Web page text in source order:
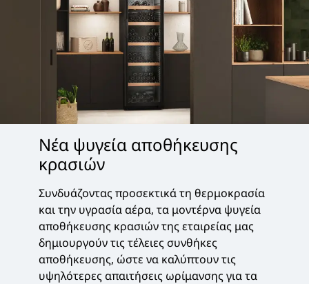
Νέα ψυγεία αποθήκευσης
κρασιών
Συνδυάζοντας προσεκτικά τη θερμοκρασία
και την υγρασία αέρα, τα μοντέρνα ψυγεία
αποθήκευσης κρασιών της εταιρείας μας
δημιουργούν τις τέλειες συνθήκες
αποθήκευσης, ώστε να καλύπτουν τις
υψηλότερες απαιτήσεις ωρίμανσης για τα